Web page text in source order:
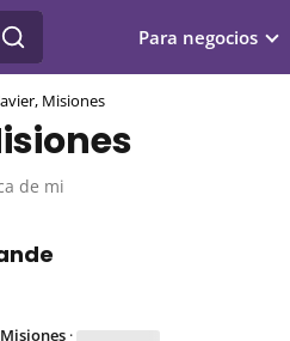
Para negocios
Misiones
de mi
·